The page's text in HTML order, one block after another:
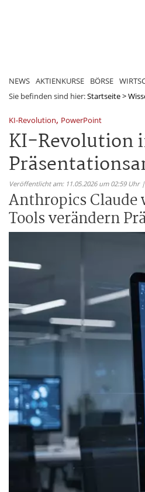
NEWS AKTIENKURSE BÖRSE
Sie befinden sind hier:Startseite>
KI-Revolution, PowerPoint
KI-Revolution
Veröffentlicht am: 11.05.2026 um 02:59
Anthropics
Tools verändern